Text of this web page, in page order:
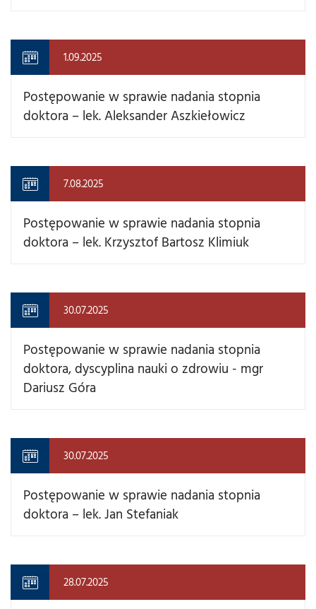
1.09.2025
Postępowanie w sprawie nadania stopnia
doktora – lek. Aleksander Aszkiełowicz
7.08.2025
Postępowanie w sprawie nadania stopnia
doktora – lek. Krzysztof Bartosz Klimiuk
30.07.2025
Postępowanie w sprawie nadania stopnia
doktora, dyscyplina nauki o zdrowiu - mgr
Dariusz Góra
30.07.2025
Postępowanie w sprawie nadania stopnia
doktora – lek. Jan Stefaniak
28.07.2025